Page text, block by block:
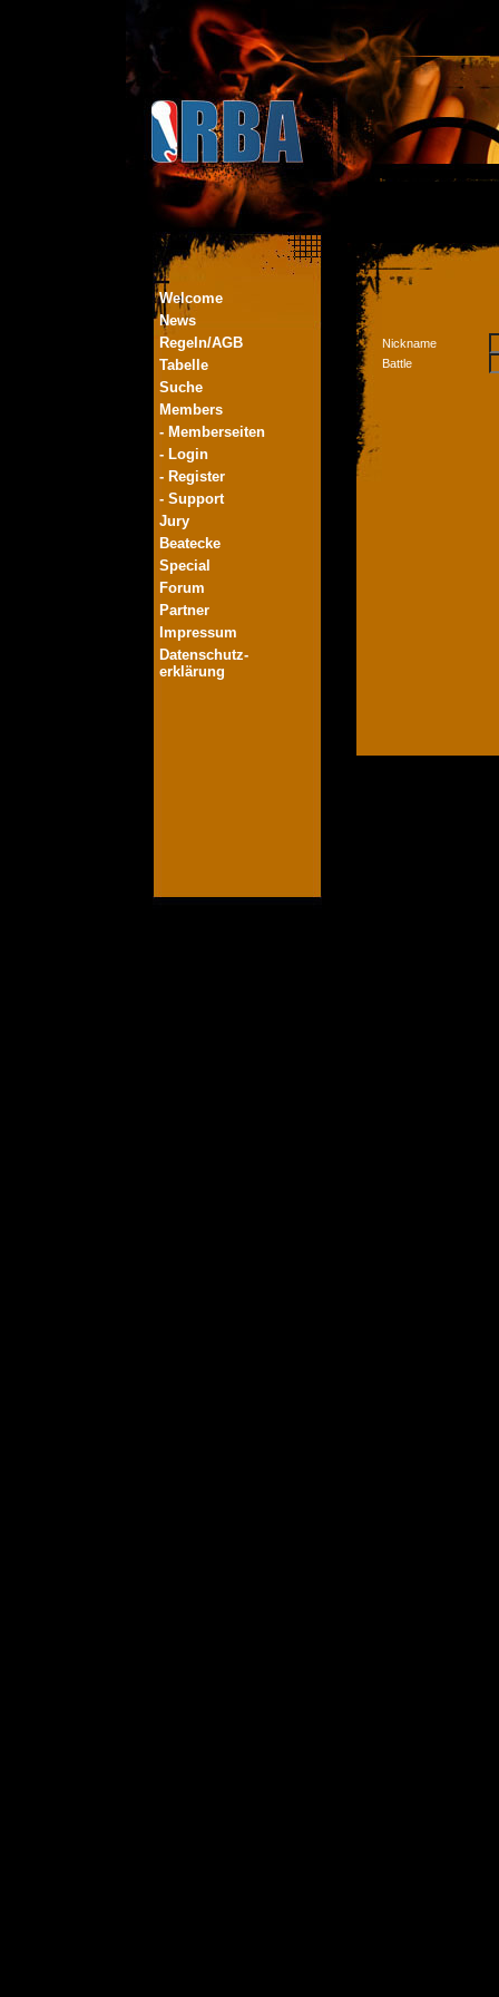
Welcome
News
Regeln/AGB
Tabelle
Suche
Members
- Memberseiten
- Login
- Register
- Support
Jury
Beatecke
Special
Forum
Partner
Impressum
Datenschutz-
erklärung
Nickname
Battle